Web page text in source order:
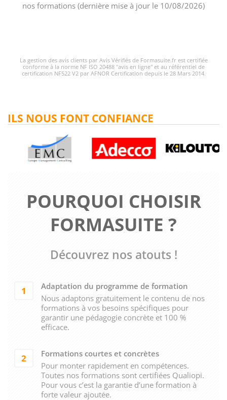
nos formations (dernière mise à jour le 10/08/2026)
La gestion des avis clients par Avis Vérifiés de Formasuite.fr est certifiée
conforme à la norme NF ISO 20488 "avis en ligne" et au référentiel de
certification NF522 V2 par AFNOR Certification depuis le 28 Mars 2014.
POURQUOI CHOISIR
FORMASUITE ?
Découvrez nos atouts !
1
Adaptation du programme de formation
Nous adaptons gratuitement le contenu de nos
formations à vos besoins spécifiques pour
garantir une pédagogie concrète et 100 %
efficace.
2
Formations courtes et concrètes
Pour monter rapidement en compétences.
Toutes nos formations sont certifiées Qualiopi.
Pour vous c’est la garantie d’une formation à
forte valeur ajoutée.
ILS NOUS FONT CONFIANCE